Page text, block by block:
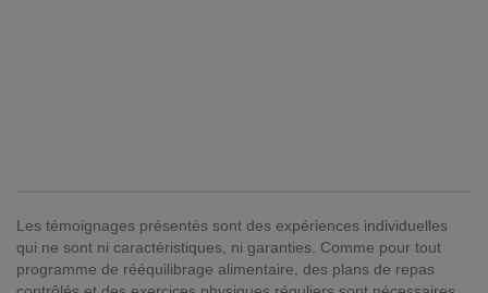
Les témoignages présentés sont des expériences individuelles
qui ne sont ni caractéristiques, ni garanties. Comme pour tout
programme de rééquilibrage alimentaire, des plans de repas